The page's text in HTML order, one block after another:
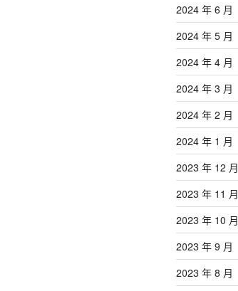
2024 年 6 月
2024 年 5 月
2024 年 4 月
2024 年 3 月
2024 年 2 月
2024 年 1 月
2023 年 12 月
2023 年 11 月
2023 年 10 月
2023 年 9 月
2023 年 8 月